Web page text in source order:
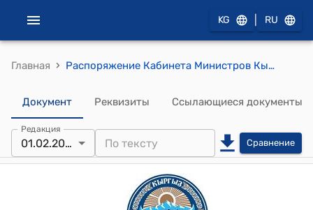
KG RU
Главная › Распоряжение Кабинета Министров Кыргызской Республики от 1 февраля 2023 года № 33-р (Об одобрении представления в Конституционный суд Кыргызской Республики об официальном толковании части 2 статьи 44 Конституции Кыргызской Республики)
Документ Реквизиты Ссылающиеся документы
Редакция
01.02.2023 Сравнение